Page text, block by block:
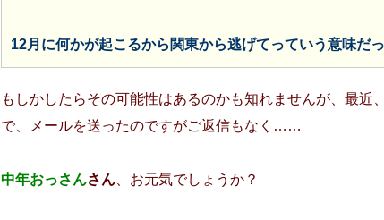
12月に何かが起こるから関東から逃げてっていう意味だ
もしかしたらその可能性はあるのかも知れませんが、最近
で、メールを送ったのですがご返信もなく……
中年おっさんさん、お元気でしょうか？